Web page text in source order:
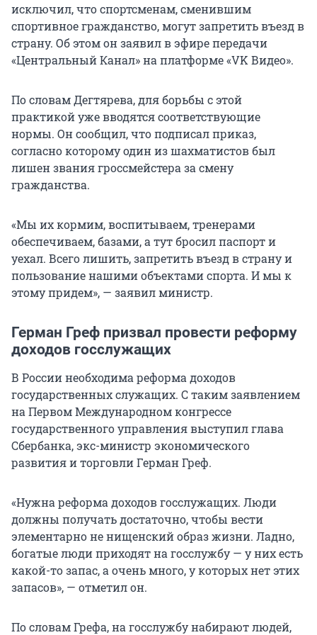
исключил, что спортсменам, сменившим
спортивное гражданство, могут запретить въезд в
страну. Об этом он заявил в эфире передачи
«Центральный Канал» на платформе «VK Видео».
По словам Дегтярева, для борьбы с этой
практикой уже вводятся соответствующие
нормы. Он сообщил, что подписал приказ,
согласно которому один из шахматистов был
лишен звания гроссмейстера за смену
гражданства.
«Мы их кормим, воспитываем, тренерами
обеспечиваем, базами, а тут бросил паспорт и
уехал. Всего лишить, запретить въезд в страну и
пользование нашими объектами спорта. И мы к
этому придем», — заявил министр.
Герман Греф призвал провести реформу
доходов госслужащих
В России необходима реформа доходов
государственных служащих. С таким заявлением
на Первом Международном конгрессе
государственного управления выступил глава
Сбербанка, экс-министр экономического
развития и торговли Герман Греф.
«Нужна реформа доходов госслужащих. Люди
должны получать достаточно, чтобы вести
элементарно не нищенский образ жизни. Ладно,
богатые люди приходят на госслужбу — у них есть
какой-то запас, а очень много, у которых нет этих
запасов», — отметил он.
По словам Грефа, на госслужбу набирают людей,